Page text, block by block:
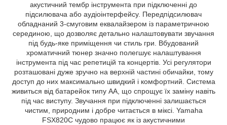
акустичний тембр інструмента при підключенні до
підсилювача або аудіоінтерфейсу. Передпідсилювач
обладнаний 3-смуговим еквалайзером із параметричною
серединою, що дозволяє детально налаштовувати звучання
під будь-яке приміщення чи стиль гри. Вбудований
хроматичний тюнер значно полегшує налаштування
інструмента під час репетицій та концертів. Усі регулятори
розташовані дуже зручно на верхній частині обичайки, тому
доступ до них максимально швидкий і комфортний. Система
живиться від батарейок типу АА, що спрощує їх заміну навіть
під час виступу. Звучання при підключенні залишається
чистим, природним і добре читається в міксі. Yamaha
FSX820C чудово працює як із акустичними